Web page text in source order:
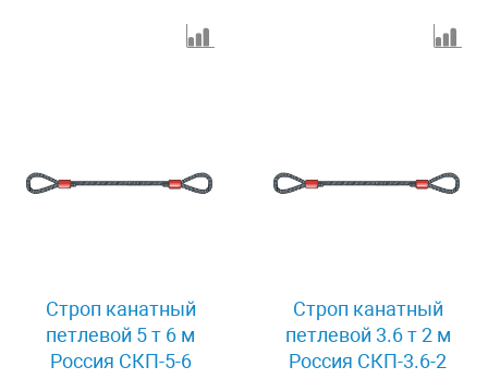
Строп канатный
петлевой 5 т 6 м
Россия СКП-5-6
Строп канатный
петлевой 3.6 т 2 м
Россия СКП-3.6-2